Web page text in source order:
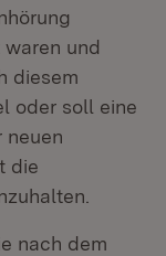
und
diesem
oder soll eine
neuen
die
nach dem